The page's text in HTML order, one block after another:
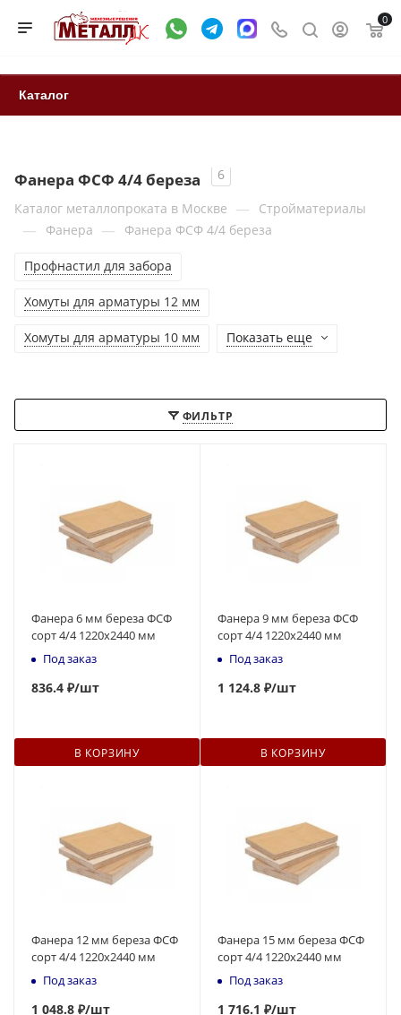
0
Каталог
Фанера ФСФ 4/4 береза
6
Каталог металлопроката в Москве — Стройматериалы
— Фанера — Фанера ФСФ 4/4 береза
Профнастил для забора
Хомуты для арматуры 12 мм
Хомуты для арматуры 10 мм Показать еще
ФИЛЬТР
Фанера 6 мм береза ФСФ
сорт 4/4 1220х2440 мм
Под заказ
836.4 ₽/шт
В КОРЗИНУ
Фанера 9 мм береза ФСФ
сорт 4/4 1220х2440 мм
Под заказ
1 124.8 ₽/шт
В КОРЗИНУ
Фанера 12 мм береза ФСФ
сорт 4/4 1220х2440 мм
Под заказ
1 048.8 ₽/шт
Фанера 15 мм береза ФСФ
сорт 4/4 1220х2440 мм
Под заказ
1 716.1 ₽/шт